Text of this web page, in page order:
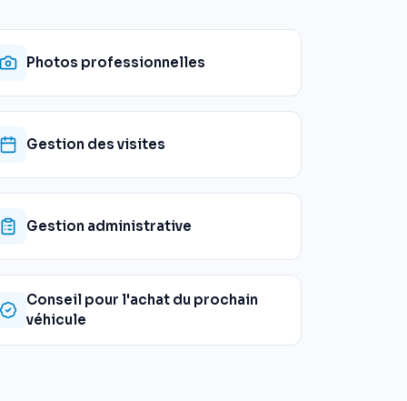
Photos professionnelles
Gestion des visites
Gestion administrative
Conseil pour l'achat du prochain
véhicule